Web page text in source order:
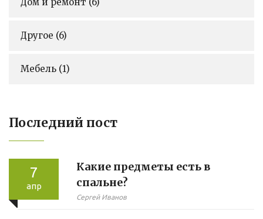
Другое (6)
Мебель (1)
Последний пост
7
апр
Какие предметы есть в
спальне?
Сергей Иванов